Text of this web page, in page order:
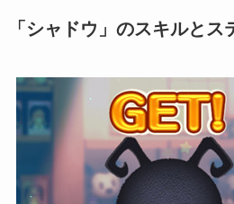
「シャドウ」のスキルとス